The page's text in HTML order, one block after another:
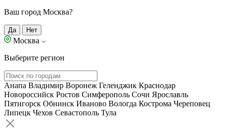
Ваш город Москва?
Да Нет
Москва
Выберите регион
Анапа Владимир Воронеж Геленджик Краснодар
Новороссийск Ростов Симферополь Сочи Ярославль
Пятигорск Обнинск Иваново Вологда Кострома Череповец
Липецк Чехов Севастополь Тула